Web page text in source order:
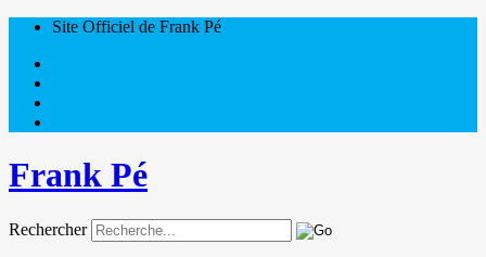
Site Officiel de Frank Pé
Frank Pé
Rechercher